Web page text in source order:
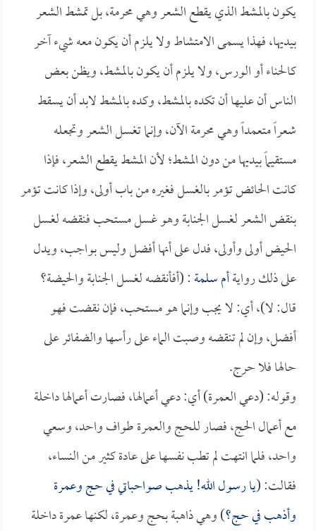
يكون بالمشط الذي يقطع الشعر وهي محرمة، بل تمشط الشعر
بيديها، فهذا يسمى الامتشاط ولا يلزم أن يكون معه شيء آخر
كالحناء أو الورس، ولا يلزم أن يكون بالمشط، ويظن بعض
الناس أن عليها أن تكده بالمشط، وكده بالمشط لابد أن يسقط
شعراً متعمداً وهي محرمة الآن، وإنما تغسل الشعر وتجعله
مستقيماً بيديها من دون المشط؛ لأن المشط يقطع الشعر، فإذا
كانت الحائض تؤمر بالغسل فغيره من باب أولى، وإذا كانت تؤمر
بنقض الشعر لغسل الجنابة وهو غسل مستحب فنقضه لغسل
الحيض أولى وأولى، فدل على أنها أفضل وليس بواجب، ويدل
على ذلك روايةأم سلمة: (أفأنقضه لغسل الجنابة والحيضة؟
قال: لا)، أي: لا يجب وإنما هو مستحب، فإن نقضت فهو
أفضل، وإن لم تنقضه وصبت الماء على رأسها والضفائر على
حالها فلا حرج.
وقوله: (دعي العمرة) أي: دعي أعمالها، فصارت أعمالها داخلة
مع أعمال الحج، فصار للحج والعمرة طواف واحد، وسعي
واحد، فلما انتهت لم تطب نفسها على عادة كثير من النساء،
فقالت: (يا رسول الله! يذهب صواحباتي في حج وعمرة
وأذهب في حج؟) وهي ذاهبة بحج وعمرة، لكنها عمرة داخلة